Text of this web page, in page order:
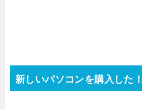
新しいパソコンを購入した！